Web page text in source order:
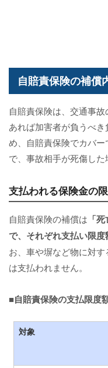
自賠責保険の補償
自賠責保険は、交通事
あれば加害者が負うべ
め、自賠責保険でカバ
で、事故相手が死傷した
支払われる保険金の
自賠責保険の補償は 「
で、それぞれ支払い限度
お、車や塀など物に対
は支払われません。
■自賠責保険の支払限度
対象